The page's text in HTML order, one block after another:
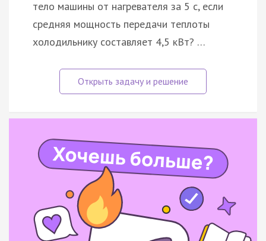
тело машины от нагревателя за 5 с, если
средняя мощность передачи теплоты
холодильнику составляет 4,5 кВт? …